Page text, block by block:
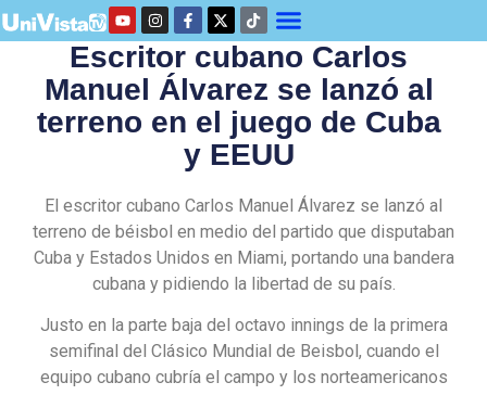
Escritor cubano Carlos
Manuel Álvarez se lanzó al
terreno en el juego de Cuba
y EEUU
El escritor cubano Carlos Manuel Álvarez se lanzó al
terreno de béisbol en medio del partido que disputaban
Cuba y Estados Unidos en Miami, portando una bandera
cubana y pidiendo la libertad de su país.
Justo en la parte baja del octavo innings de la primera
semifinal del Clásico Mundial de Beisbol, cuando el
equipo cubano cubría el campo y los norteamericanos